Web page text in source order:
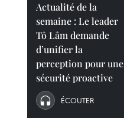
Actualité de la
semaine : Le leader
Tô Lâm demande
d’unifier la
perception pour une
sécurité proactive
ÉCOUTER